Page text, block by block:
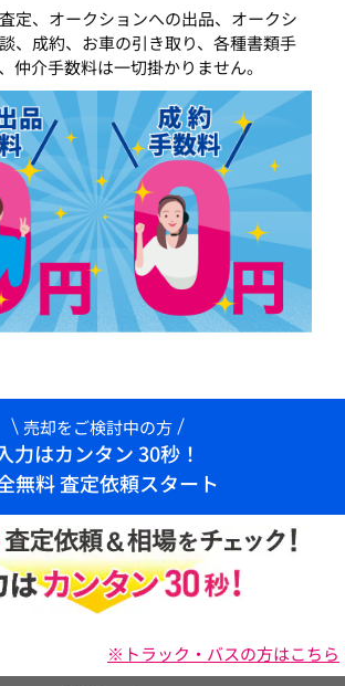
定、オークションへの出品、オークシ
、成約、お車の引き取り、各種書類手
仲介手数料は一切掛かりません。
売却をご検討中の方
力はカンタン 30秒！
無料 査定依頼スタート
※トラック・バスの方はこちら